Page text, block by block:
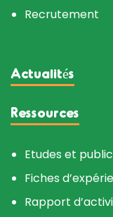
Recrutement
Actualités
Ressources
Etudes et
Fiches
Rapport